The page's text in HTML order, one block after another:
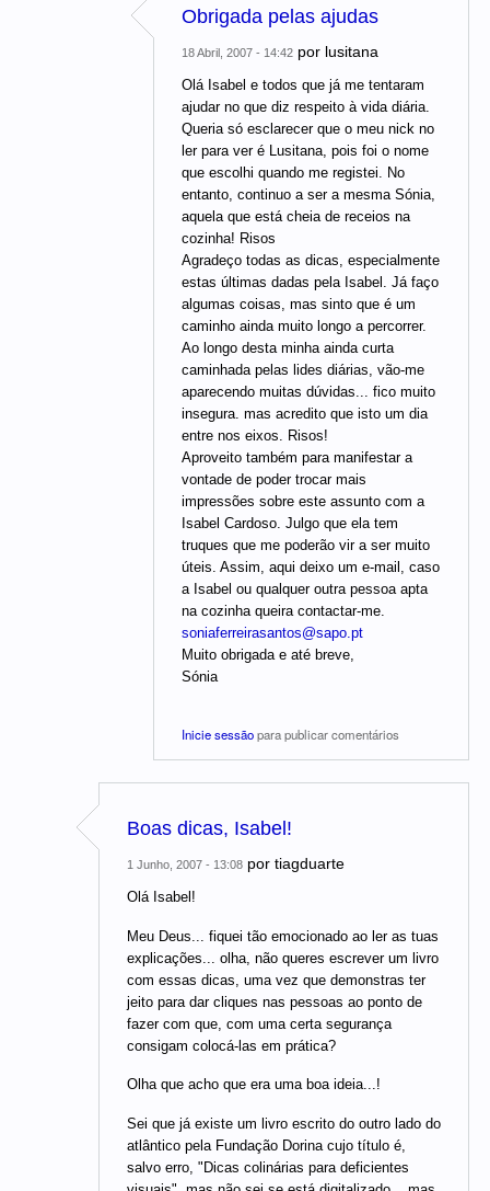
Obrigada pelas ajudas
18 Abril, 2007 - 14:42 por lusitana
Olá Isabel e todos que já me tentaram
ajudar no que diz respeito à vida diária.
Queria só esclarecer que o meu nick no
ler para ver é Lusitana, pois foi o nome
que escolhi quando me registei. No
entanto, continuo a ser a mesma Sónia,
aquela que está cheia de receios na
cozinha! Risos
Agradeço todas as dicas, especialmente
estas últimas dadas pela Isabel. Já faço
algumas coisas, mas sinto que é um
caminho ainda muito longo a percorrer.
Ao longo desta minha ainda curta
caminhada pelas lides diárias, vão-me
aparecendo muitas dúvidas... fico muito
insegura. mas acredito que isto um dia
entre nos eixos. Risos!
Aproveito também para manifestar a
vontade de poder trocar mais
impressões sobre este assunto com a
Isabel Cardoso. Julgo que ela tem
truques que me poderão vir a ser muito
úteis. Assim, aqui deixo um e-mail, caso
a Isabel ou qualquer outra pessoa apta
na cozinha queira contactar-me.
soniaferreirasantos@sapo.pt
Muito obrigada e até breve,
Sónia
Inicie sessãopara publicar comentários
Boas dicas, Isabel!
1 Junho, 2007 - 13:08 por tiagduarte
Olá Isabel!
Meu Deus... fiquei tão emocionado ao ler as tuas
explicações... olha, não queres escrever um livro
com essas dicas, uma vez que demonstras ter
jeito para dar cliques nas pessoas ao ponto de
fazer com que, com uma certa segurança
consigam colocá-las em prática?
Olha que acho que era uma boa ideia...!
Sei que já existe um livro escrito do outro lado do
atlântico pela Fundação Dorina cujo título é,
salvo erro, "Dicas colinárias para deficientes